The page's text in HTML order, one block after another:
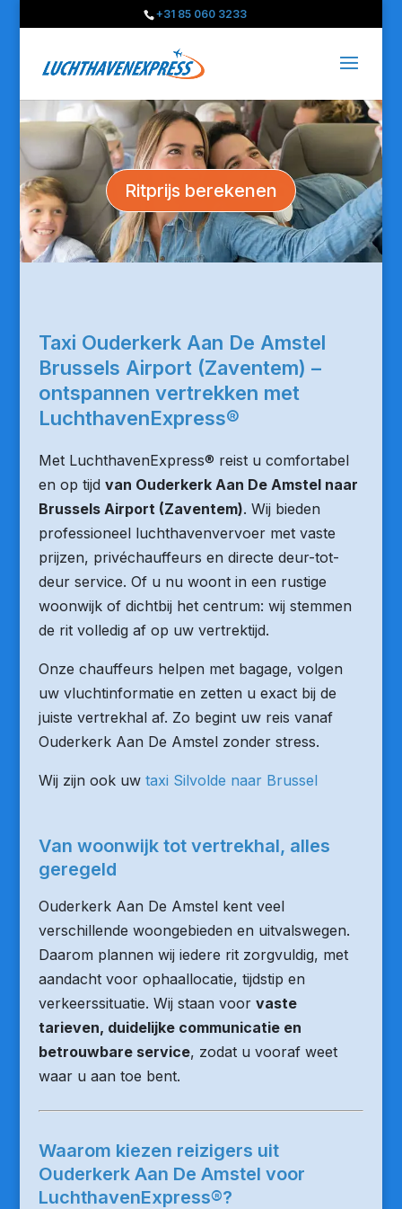
+31 85 060 3233
Ritprijs berekenen
Taxi Ouderkerk Aan De Amstel
Brussels Airport (Zaventem) –
ontspannen vertrekken met
LuchthavenExpress®
Met LuchthavenExpress® reist u comfortabel
en op tijd van Ouderkerk Aan De Amstel naar
Brussels Airport (Zaventem). Wij bieden
professioneel luchthavenvervoer met vaste
prijzen, privéchauffeurs en directe deur-tot-
deur service. Of u nu woont in een rustige
woonwijk of dichtbij het centrum: wij stemmen
de rit volledig af op uw vertrektijd.
Onze chauffeurs helpen met bagage, volgen
uw vluchtinformatie en zetten u exact bij de
juiste vertrekhal af. Zo begint uw reis vanaf
Ouderkerk Aan De Amstel zonder stress.
Wij zijn ook uw taxi Silvolde naar Brussel
Van woonwijk tot vertrekhal, alles
geregeld
Ouderkerk Aan De Amstel kent veel
verschillende woongebieden en uitvalswegen.
Daarom plannen wij iedere rit zorgvuldig, met
aandacht voor ophaallocatie, tijdstip en
verkeerssituatie. Wij staan voor vaste
tarieven, duidelijke communicatie en
betrouwbare service, zodat u vooraf weet
waar u aan toe bent.
Waarom kiezen reizigers uit
Ouderkerk Aan De Amstel voor
LuchthavenExpress®?